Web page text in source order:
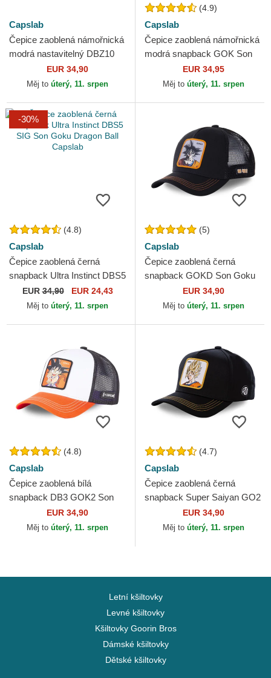
Capslab
Čepice zaoblená námořnická
modrá nastavitelný DBZ10
GOK Son Goku Dragon Ball
Capslab
EUR 34,90
Měj to úterý, 11. srpen
(4.9)
Capslab
Čepice zaoblená námořnická
modrá snapback GOK Son
Goku Dragon Ball Capslab
EUR 34,95
Měj to úterý, 11. srpen
-30%
(4.8)
Capslab
Čepice zaoblená černá
snapback Ultra Instinct DBS5
SIG Son Goku Dragon Ball
Capslab
EUR34,90 EUR 24,43
Měj to úterý, 11. srpen
(5)
Capslab
Čepice zaoblená černá
snapback GOKD Son Goku
Dragon Ball Capslab
EUR 34,90
Měj to úterý, 11. srpen
(4.8)
Capslab
Čepice zaoblená bílá
snapback DB3 GOK2 Son
Goku Dragon Ball Capslab
EUR 34,90
Měj to úterý, 11. srpen
(4.7)
Capslab
Čepice zaoblená černá
snapback Super Saiyan GO2
Son Goku Dragon Ball
Capslab
EUR 34,90
Měj to úterý, 11. srpen
Letní kšiltovky
Levné kšiltovky
Kšiltovky Goorin Bros
Dámské kšiltovky
Dětské kšiltovky